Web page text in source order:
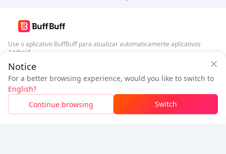
A pagar
Economizou$0.07
$0.92
Faça loginparaganhar 50 pontos (0.50 USD)
Recarga
Notice
For a better browsing experience, would you like to switch to
English?
Continue browsing
Switch
Use o aplicativo BuffBuff para atualizar automaticamente aplicativos
Android
Baixar BuffBuff
Siga-nos